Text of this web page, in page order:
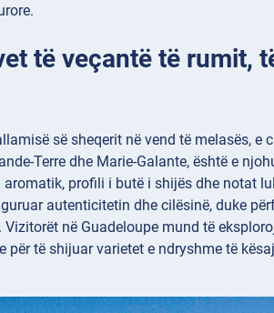
të veçantë të rumit,
së sheqerit në vend të melasës, e
Terre dhe Marie-Galante, është e
profili i butë i shijës dhe notat
autenticitetin dhe cilësinë, duke
në Guadeloupe mund të
për të shijuar varietet e ndryshme të